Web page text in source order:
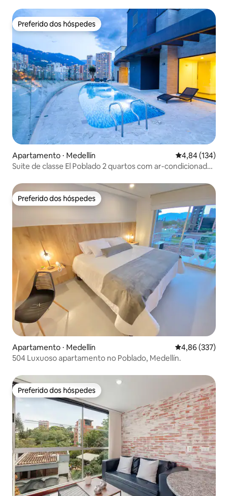
Preferido dos hóspedes
Preferido dos hóspedes
Apartamento ⋅ Medellín 4,84 de uma
4,84 (134)
Suite de classe El Poblado 2 quartos com ar-condicionado,
Preferido dos hóspedes
Preferido dos hóspedes
Apartamento ⋅ Medellín 4,86 de uma
4,86 (337)
504 Luxuoso apartamento no Poblado, Medellín.
Preferido dos hóspedes
Preferido dos hóspedes